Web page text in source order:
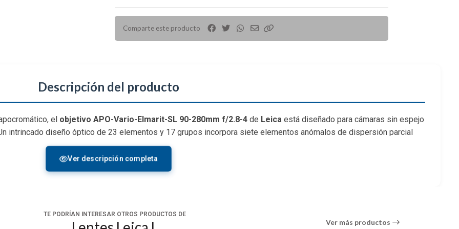
Comparte este producto
Descripción del producto
el objetivo APO-Vario-Elmarit-SL 90-280mm f/2.8-4 de Leica está diseñado para cámaras sin espejo
intrincado diseño óptico de 23 elementos y 17 grupos incorpora siete elementos anómalos de dispersión parcial
en todo el rango de zoom y proporcionar una precisión de color fiel que carece de franjas. La apertura máxima f/2.8-4
y también ofrece un mayor control sobre la posición de enfoque para trabajar con técnicas de poca profundidad
que cubre una amplia gama de distancias focales, esta óptica bien corregida mantiene una alta claridad y
enfoque dedicados que son impulsados por motores paso a paso lineales, para acelerar la precisión y la
Ver descripción completa
TE PODRÍAN INTERESAR OTROS PRODUCTOS DE
Ver más productos